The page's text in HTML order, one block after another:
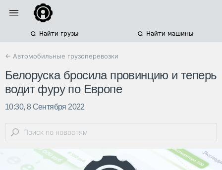
Найти грузы Найти машины
← Автомобильные грузоперевозки
Белоруска бросила провинцию и теперь
водит фуру по Европе
10:30, 8 Сентября 2022